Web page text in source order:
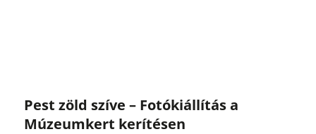
Pest zöld szíve – Fotókiállítás a
Múzeumkert kerítésen